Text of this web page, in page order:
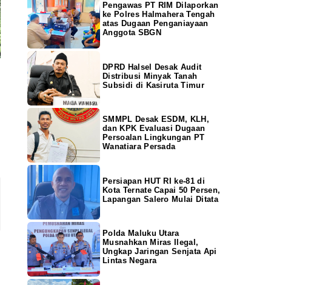
Pengawas PT RIM Dilaporkan
ke Polres Halmahera Tengah
atas Dugaan Penganiayaan
Anggota SBGN
DPRD Halsel Desak Audit
Distribusi Minyak Tanah
Subsidi di Kasiruta Timur
SMMPL Desak ESDM, KLH,
dan KPK Evaluasi Dugaan
Persoalan Lingkungan PT
Wanatiara Persada
Persiapan HUT RI ke-81 di
Kota Ternate Capai 50 Persen,
Lapangan Salero Mulai Ditata
Polda Maluku Utara
Musnahkan Miras Ilegal,
Ungkap Jaringan Senjata Api
Lintas Negara